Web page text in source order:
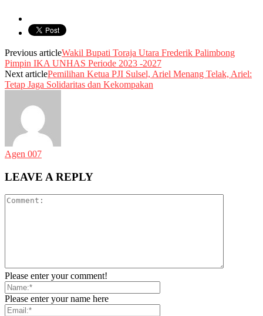
Previous articleWakil Bupati Toraja Utara Frederik Palimbong
Pimpin IKA UNHAS Periode 2023 -2027
Next articlePemilihan Ketua PJI Sulsel, Ariel Menang Telak, Ariel:
Tetap Jaga Solidaritas dan Kekompakan
Agen 007
LEAVE A REPLY
Please enter your comment!
Please enter your name here